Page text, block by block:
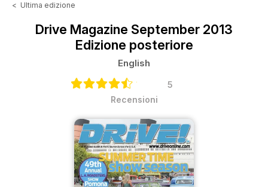
< Ultima edizione
Drive Magazine September 2013
Edizione posteriore
English
5
Recensioni